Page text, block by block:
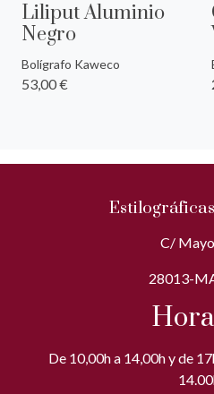
Liliput Aluminio
Negro
Bolígrafo Kaweco
53,00 €
C/
28013-
De 10,00h a 14,00h y de